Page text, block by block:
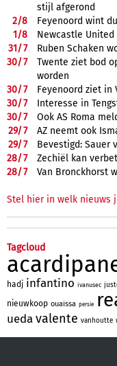
stijl afgerond
2/8
Feyenoord wint
1/8
Newcastle
31/7
Ruben Schaken
30/7
Twente ziet bod
worden
30/7
Feyenoord ziet in
30/7
Interesse in
30/7
Ook AS Roma
29/7
AZ neemt ook
29/7
Bevestigd: Sauer
28/7
Zechiël kan
28/7 Van Bronckhorst
Stel hier in welk nieuws
Tagcloud
hadj infantino ivanusec
nieuwkoop ouaissa persie
uedavalente vanhoutte